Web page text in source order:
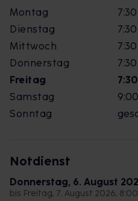
Montag
Dienstag
Mittwoch
Donnerstag
Freitag
Samstag
Sonntag
Notdienst
Donnerstag, 6. August
bis Freitag, 7. August 2026,